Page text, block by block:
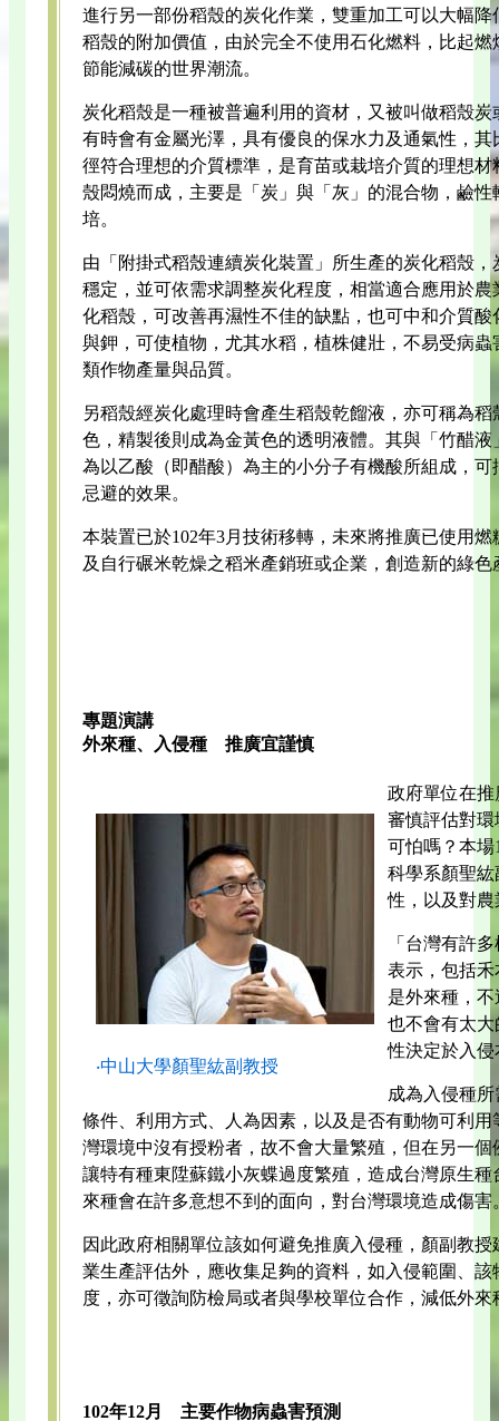
進行另一部份稻殼的炭化作業，雙重加工可以大幅
稻殼的附加價值，由於完全不使用石化燃料，比起
節能減碳的世界潮流。
炭化稻殼是一種被普遍利用的資材，又被叫做稻殼
有時會有金屬光澤，具有優良的保水力及通氣性，
徑符合理想的介質標準，是育苗或栽培介質的理想
殼悶燒而成，主要是「炭」與「灰」的混合物，鹼
培。
由「附掛式稻殼連續炭化裝置」所生產的炭化稻殼
穩定，並可依需求調整炭化程度，相當適合應用於
化稻殼，可改善再濕性不佳的缺點，也可中和介質
與鉀，可使植物，尤其水稻，植株健壯，不易受病
類作物產量與品質。
另稻殼經炭化處理時會產生稻殼乾餾液，亦可稱為
色，精製後則成為金黃色的透明液體。其與「竹醋
為以乙酸（即醋酸）為主的小分子有機酸所組成，
忌避的效果。
本裝置已於102年3月技術移轉，未來將推廣已使用
及自行碾米乾燥之稻米產銷班或企業，創造新的綠色
專題演講
外來種、入侵種 推廣宜謹慎
‧中山大學顏聖紘副教授
政府單位在
審慎評估對
可怕嗎？本
科學系顏聖
性，以及對
「台灣有許
表示，包括
是外來種，
也不會有太
性決定於入
成為入侵種
條件、利用方式、人為因素，以及是否有動物可利
灣環境中沒有授粉者，故不會大量繁殖，但在另一
讓特有種東陞蘇鐵小灰蝶過度繁殖，造成台灣原生
來種會在許多意想不到的面向，對台灣環境造成傷害
因此政府相關單位該如何避免推廣入侵種，顏副教
業生產評估外，應收集足夠的資料，如入侵範圍、
度，亦可徵詢防檢局或者與學校單位合作，減低外來
102年12月 主要作物病蟲害預測